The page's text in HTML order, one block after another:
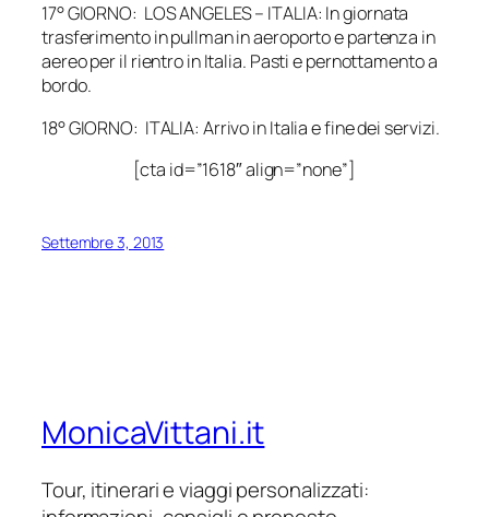
17° GIORNO: LOS ANGELES – ITALIA: In giornata
trasferimento in pullman in aeroporto e partenza in
aereo per il rientro in Italia. Pasti e pernottamento a
bordo.
18° GIORNO: ITALIA: Arrivo in Italia e fine dei servizi.
[cta id=”1618″ align=”none”]
Settembre 3, 2013
MonicaVittani.it
Tour, itinerari e viaggi personalizzati: